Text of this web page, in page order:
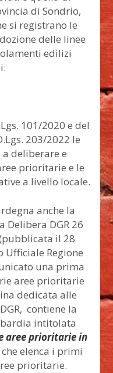
di Sondrio,
si registrano le
delle linee
edilizi
101/2020 e del
203/2022 le
deliberare e
prioritarie e le
a livello locale.
anche la
Delibera DGR 26
il 28
Ufficiale Regione
una prima
aree prioritarie
dedicata alle
contiene la
intitolata
aree prioritarie in
che elenca i primi
prioritarie.